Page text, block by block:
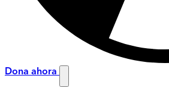
Dona ahora